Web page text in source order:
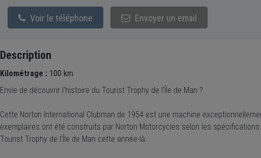
Voir le téléphone Envoyer un email
Description
Kilométrage : 100 km
Envie de découvrir l'histoire du Tourist Trophy de l'Île de Man ?
Cette Norton International Clubman de 1954 est une machine
exemplaires ont été construits par Norton Motorcycles selon les
Tourist Trophy de l'Île de Man cette année-là.